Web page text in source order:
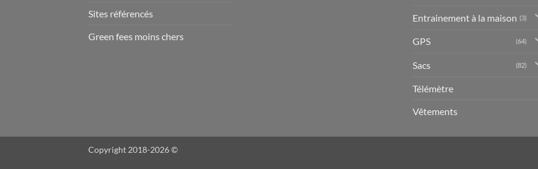
Sites référencés
Green fees moins chers
Entrainement à la maison (3)
GPS (64)
Sacs (82)
Télémètre
Vêtements
Copyright 2018-2026 ©